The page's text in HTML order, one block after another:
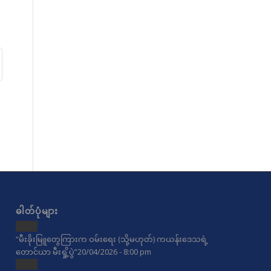
ဓါတ်ပုံများ
“မီးခိုးမြူတွေကြားက ဝမ်းရေး (သို့မဟုတ်) ကယန်းဒေသရဲ့
တောင်ယာ မီးရှို့ပွဲ”20/04/2026 - 8:00 pm